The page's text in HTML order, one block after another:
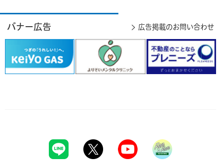
バナー広告 広告掲載のお問い合わせ